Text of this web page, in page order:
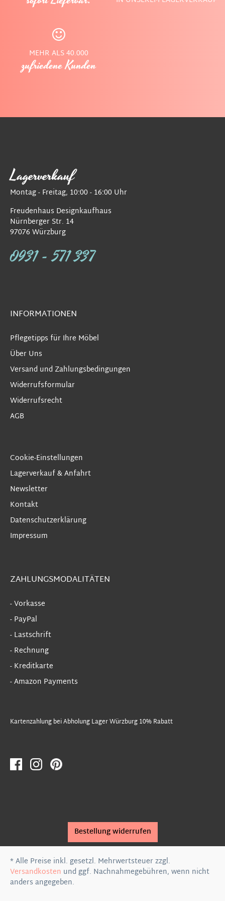
MEHR ALS 40.000
zufriedene Kunden
Lagerverkauf
Montag - Freitag, 10:00 - 16:00 Uhr
Freudenhaus Designkaufhaus
Nürnberger Str. 14
97076 Würzburg
0931 - 571 337
INFORMATIONEN
Pflegetipps für Ihre Möbel
Über Uns
Versand und Zahlungsbedingungen
Widerrufsformular
Widerrufsrecht
AGB
Cookie-Einstellungen
Lagerverkauf & Anfahrt
Newsletter
Kontakt
Datenschutzerklärung
Impressum
ZAHLUNGSMODALITÄTEN
- Vorkasse
- PayPal
- Lastschrift
- Rechnung
- Kreditkarte
- Amazon Payments
Kartenzahlung bei Abholung Lager Würzburg 10% Rabatt
Bestellung widerrufen
* Alle Preise inkl. gesetzl. Mehrwertsteuer zzgl.
Versandkosten und ggf. Nachnahmegebühren, wenn nicht
anders angegeben.